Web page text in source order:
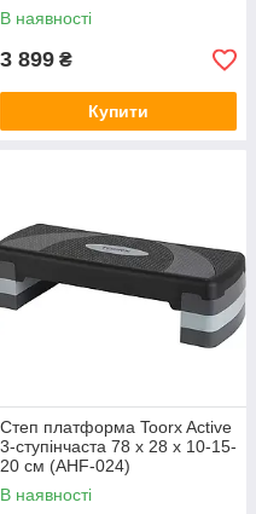
В наявності
3 899 ₴
Купити
Степ платформа Toorx Active
3-ступінчаста 78 х 28 х 10-15-
20 см (AHF-024)
В наявності